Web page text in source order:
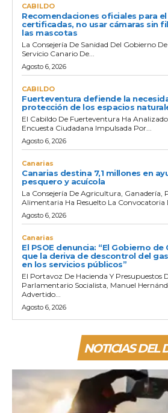
CABILDO
Recomendaciones oficiales para
certificadas, no usar cámaras sin
las mascotas
La Consejería De Sanidad Del Gobierno
Servicio Canario De...
Agosto 6, 2026
CABILDO
Fuerteventura defiende la
protección de los espacios
El Cabildo De Fuerteventura Ha
Encuesta Ciudadana Impulsada Por...
Agosto 6, 2026
Canarias
Canarias destina 7,1 millones en
pesquero y acuícola
La Consejería De Agricultura, Ganadería,
Alimentaria Ha Resuelto La Convocatoria
Agosto 6, 2026
Canarias
El PSOE denuncia: “El Gobierno
que la deriva de descontrol del
en los servicios públicos”
El Portavoz De Hacienda Y Presupuestos
Parlamentario Socialista, Manuel
Advertido...
Agosto 6, 2026
NOTICIAS DEL